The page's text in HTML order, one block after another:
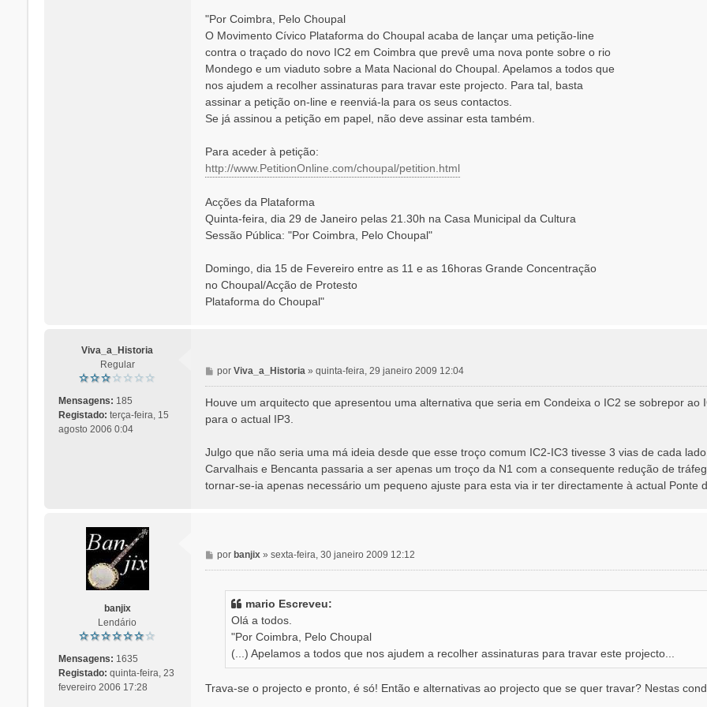
m
"Por Coimbra, Pelo Choupal
O Movimento Cívico Plataforma do Choupal acaba de lançar uma petição-line
contra o traçado do novo IC2 em Coimbra que prevê uma nova ponte sobre o rio
Mondego e um viaduto sobre a Mata Nacional do Choupal. Apelamos a todos que
nos ajudem a recolher assinaturas para travar este projecto. Para tal, basta
assinar a petição on-line e reenviá-la para os seus contactos.
Se já assinou a petição em papel, não deve assinar esta também.
Para aceder à petição:
http://www.PetitionOnline.com/choupal/petition.html
Acções da Plataforma
Quinta-feira, dia 29 de Janeiro pelas 21.30h na Casa Municipal da Cultura
Sessão Pública: "Por Coimbra, Pelo Choupal"
Domingo, dia 15 de Fevereiro entre as 11 e as 16horas Grande Concentração
no Choupal/Acção de Protesto
Plataforma do Choupal"
Viva_a_Historia
Regular
Mensagens: 185
Registado: terça-feira, 15
agosto 2006 0:04
M
e
a
e
m
porViva_a_Historia »quinta-feira, 29 janeiro 2009 12:04
Houve um arquitecto que apresentou uma alternativa que seria em Condeixa o IC2 se sobrepor
para o actual IP3.
Julgo que não seria uma má ideia desde que esse troço comum IC2-IC3 tivesse 3 vias de cada
Carvalhais e Bencanta passaria a ser apenas um troço da N1 com a consequente redução de
tornar-se-ia apenas necessário um pequeno ajuste para esta via ir ter directamente à actual Ponte
banjix
Lendário
Mensagens: 1635
Registado: quinta-feira, 23
fevereiro 2006 17:28
M
e
porbanjix »sexta-feira, 30 janeiro 2009 12:12
mario Escreveu:
Olá a todos.
"Por Coimbra, Pelo Choupal
(...) Apelamos a todos que nos ajudem a recolher assinaturas para travar este projecto...
Trava-se o projecto e pronto, é só! Então e alternativas ao projecto que se quer travar? Nestas